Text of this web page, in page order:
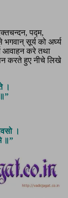
पद्म,
सूर्य को अर्घ्य
आवाहन करे तथा
करते हुए नीचे लिखे
।
।
॥”